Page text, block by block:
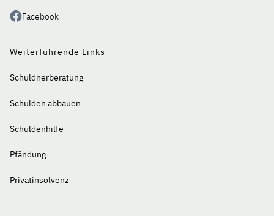
Facebook
Weiterführende Links
Schuldnerberatung
Schulden abbauen
Schuldenhilfe
Pfändung
Privatinsolvenz